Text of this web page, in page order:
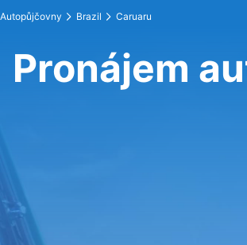
Autopůjčovny Brazil Caruaru
Pronájem